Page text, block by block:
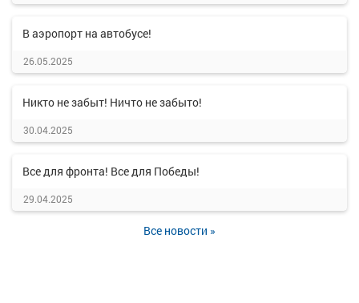
В аэропорт на автобусе!
26.05.2025
Никто не забыт! Ничто не забыто!
30.04.2025
Все для фронта! Все для Победы!
29.04.2025
Все новости »